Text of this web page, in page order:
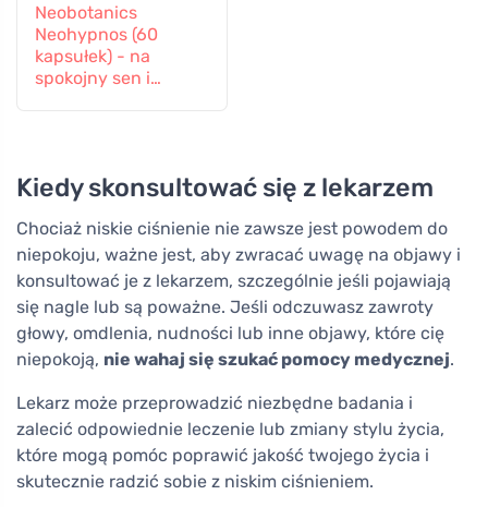
Neobotanics
Neohypnos (60
kapsułek) - na
spokojny sen i
Kiedy skonsultować się z lekarzem
Chociaż niskie ciśnienie nie zawsze jest powodem do
niepokoju, ważne jest, aby zwracać uwagę na objawy i
konsultować je z lekarzem, szczególnie jeśli pojawiają
się nagle lub są poważne. Jeśli odczuwasz zawroty
głowy, omdlenia, nudności lub inne objawy, które cię
niepokoją, nie wahaj się szukać pomocy medycznej.
Lekarz może przeprowadzić niezbędne badania i
zalecić odpowiednie leczenie lub zmiany stylu życia,
które mogą pomóc poprawić jakość twojego życia i
skutecznie radzić sobie z niskim ciśnieniem.